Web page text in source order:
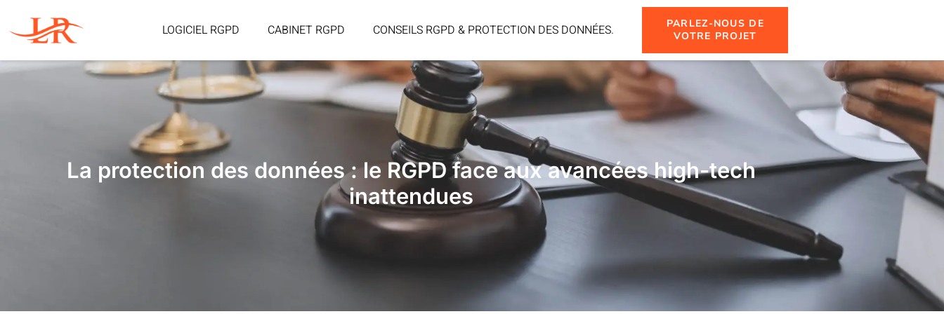
LOGICIEL RGPD CABINET RGPD CONSEILS RGPD & PROTECTION DES DONNÉES.
PARLEZ-NOUS DE
VOTRE PROJET
La protection des données : le RGPD face aux avancées high-tech
inattendues